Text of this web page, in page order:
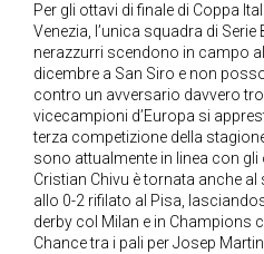
Per gli ottavi di finale di Coppa
Venezia, l’unica squadra di Serie
nerazzurri scendono in campo
dicembre a San Siro e non
contro un avversario davvero
vicecampioni d’Europa si
terza competizione della
sono attualmente in linea con gli
Cristian Chivu è tornata anche
allo 0-2 rifilato al Pisa,
derby col Milan e in Champions
Chance tra i pali per Josep